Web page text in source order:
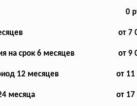
0
от 7
на срок 6 месяцев от 9
12 месяцев от 11
месяца от 17